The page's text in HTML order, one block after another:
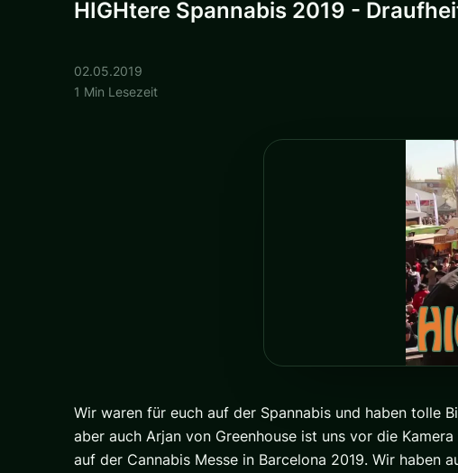
HIGHtere Spannabis 2019 -
02.05.2019
1 Min Lesezeit
Wir waren für euch auf der Spannabis und haben tolle
aber auch Arjan von Greenhouse ist uns vor die
auf der Cannabis Messe in Barcelona 2019. Wir haben